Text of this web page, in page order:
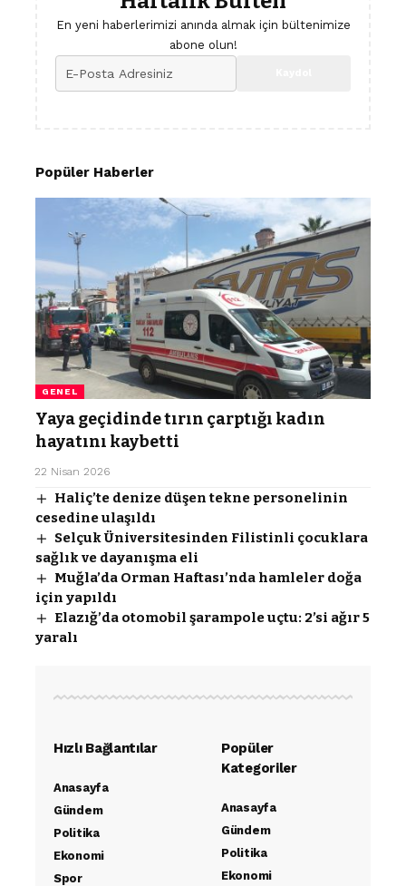
En yeni haberlerimizi anında almak için bültenimize
abone olun!
Popüler Haberler
GENEL
Yaya geçidinde tırın çarptığı kadın
hayatını kaybetti
22 Nisan 2026
Haliç’te denize düşen tekne personelinin
cesedine ulaşıldı
Selçuk Üniversitesinden Filistinli çocuklara
sağlık ve dayanışma eli
Muğla’da Orman Haftası’nda hamleler doğa
için yapıldı
Elazığ’da otomobil şarampole uçtu: 2’si ağır 5
yaralı
Hızlı Bağlantılar
Anasayfa
Gündem
Politika
Ekonomi
Spor
Popüler
Kategoriler
Anasayfa
Gündem
Politika
Ekonomi